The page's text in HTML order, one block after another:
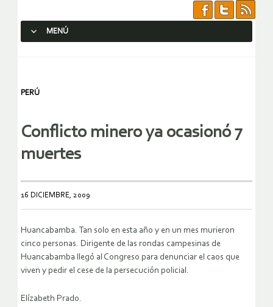
MENÚ
PERÚ
Conflicto minero ya ocasionó 7
muertes
16 DICIEMBRE, 2009
Huancabamba. Tan solo en esta año y en un mes murieron
cinco personas. Dirigente de las rondas campesinas de
Huancabamba llegó al Congreso para denunciar el caos que
viven y pedir el cese de la persecución policial.
Elízabeth Prado.